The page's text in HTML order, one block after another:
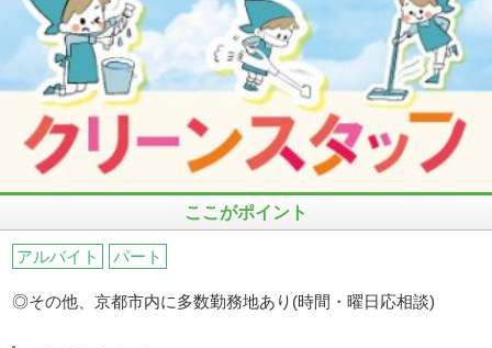
ここがポイント
アルバイト パート
◎その他、京都市内に多数勤務地あり(時間・曜日応相談)